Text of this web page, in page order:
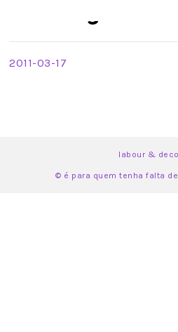
2011-03-17
labour &
© é para quem tenha falta